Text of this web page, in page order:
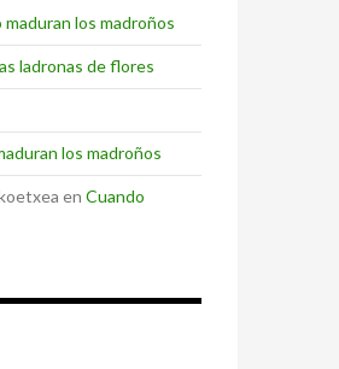
maduran los madroños
ladronas de flores
los madroños
en Cuando